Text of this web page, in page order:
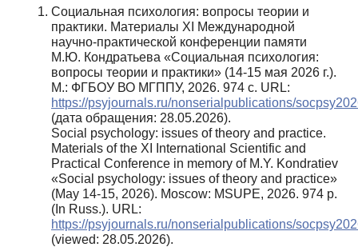
Социальная психология: вопросы теории и
практики. Материалы XI Международной
научно-практической конференции памяти
М.Ю. Кондратьева «Социальная психология:
вопросы теории и практики» (14-15 мая 2026 г.).
М.: ФГБОУ ВО МГППУ, 2026. 974 с. URL:
https://psyjournals.ru/nonserialpublications/
(дата обращения: 28.05.2026).
Social psychology: issues of theory and practice.
Materials of the XI International Scientific and
Practical Conference in memory of M.Y. Kondratiev
«Social psychology: issues of theory and practice»
(May 14-15, 2026). Moscow: MSUPE, 2026. 974 p.
(In Russ.). URL:
https://psyjournals.ru/nonserialpublications/
(viewed: 28.05.2026).